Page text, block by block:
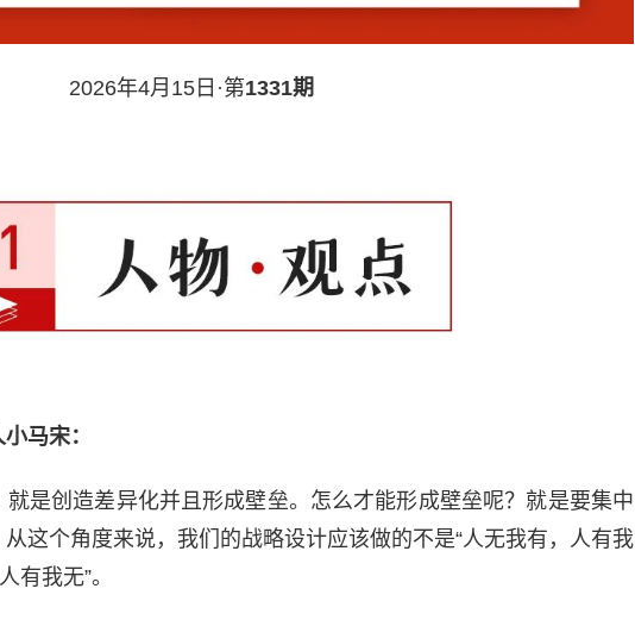
2026年4月15日·第1331期
马宋：
是创造差异化并且形成壁垒。怎么才能形成壁垒呢？就是要集中
这个角度来说，我们的战略设计应该做的不是“人无我有，人有我
有我无”。